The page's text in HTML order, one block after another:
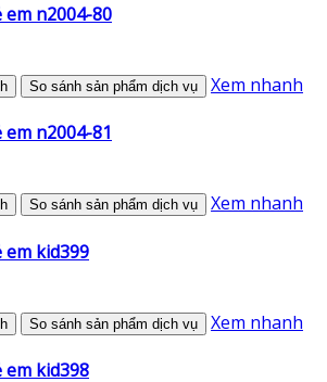
n2004-80
So sánh sản phẩm dịch vụ Xem nhanh
n2004-81
So sánh sản phẩm dịch vụ Xem nhanh
kid399
So sánh sản phẩm dịch vụ Xem nhanh
kid398